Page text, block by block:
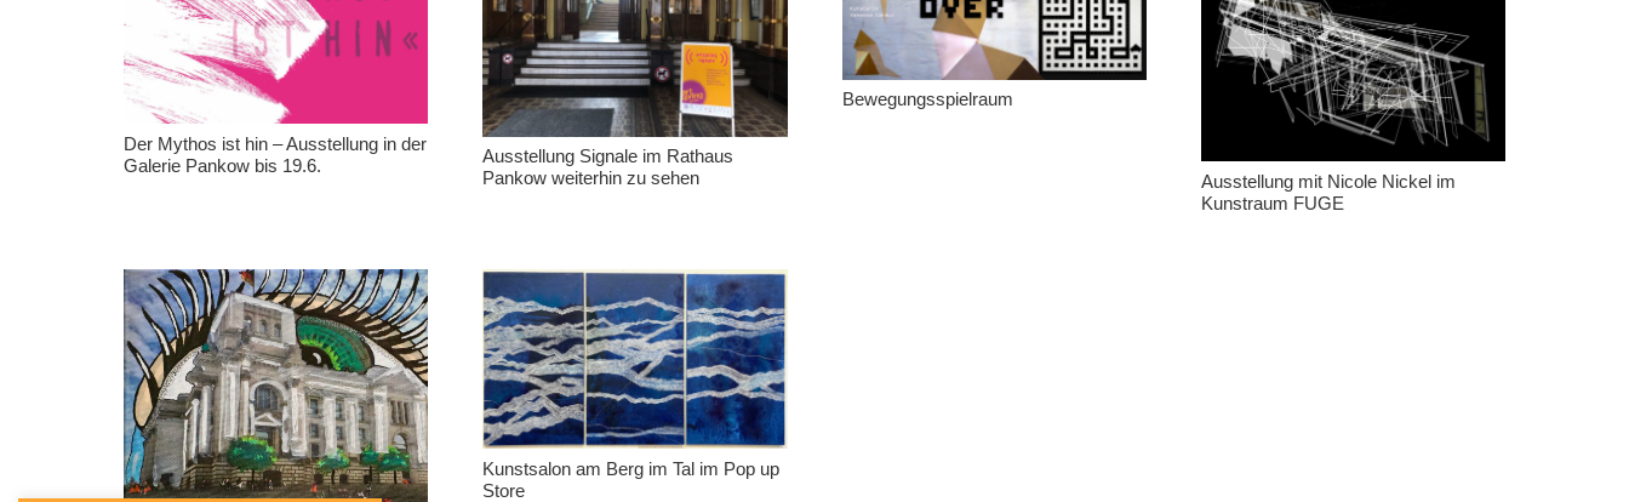
Der Mythos ist hin – Ausstellung in der
Galerie Pankow bis 19.6.
Ausstellung Signale im Rathaus
Pankow weiterhin zu sehen
Bewegungsspielraum
Ausstellung mit Nicole Nickel im
Kunstraum FUGE
Kunstsalon am Berg im Tal im Pop up
Store